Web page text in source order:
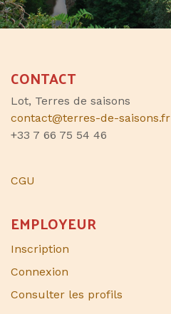
CONTACT
Lot, Terres de saisons
contact@terres-de-saisons.fr
+33 7 66 75 54 46
CGU
EMPLOYEUR
Inscription
Connexion
Consulter les profils